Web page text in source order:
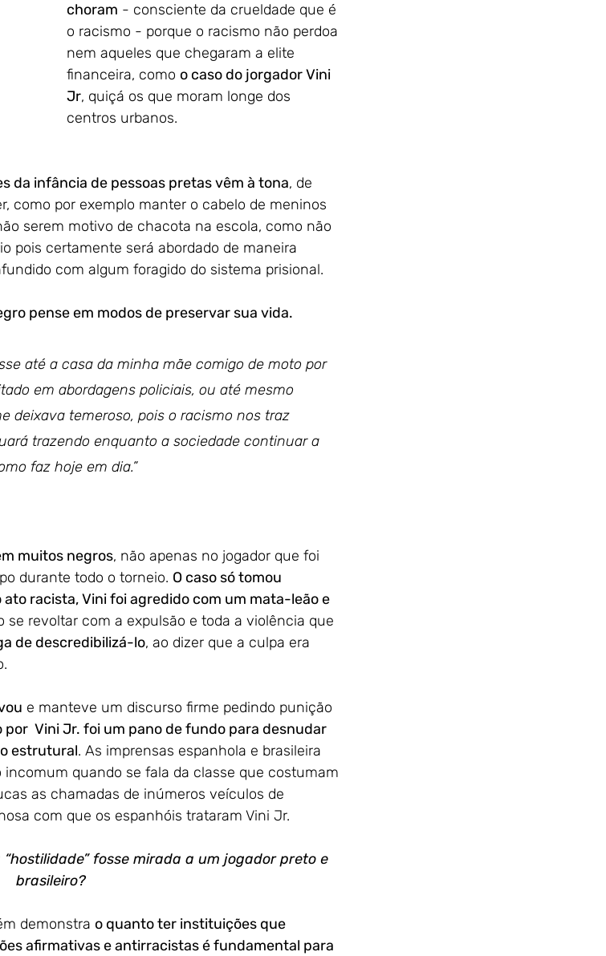
choram - consciente da crueldade que é
o racismo - porque o racismo não perdoa
nem aqueles que chegaram a elite
financeira, como o caso do jorgador Vini
Jr, quiçá os que moram longe dos
centros urbanos.
da infância de pessoas pretas vêm à tona, de
como por exemplo manter o cabelo de meninos
serem motivo de chacota na escola, como não
pois certamente será abordado de maneira
com algum foragido do sistema prisional.
pense em modos de preservar sua vida.
até a casa da minha mãe comigo de moto por
em abordagens policiais, ou até mesmo
deixava temeroso, pois o racismo nos traz
trazendo enquanto a sociedade continuar a
faz hoje em dia.”
muitos negros, não apenas no jogador que foi
durante todo o torneio. O caso só tomou
racista, Vini foi agredido com um mata-leão e
se revoltar com a expulsão e toda a violência que
de descredibilizá-lo, ao dizer que a culpa era
e manteve um discurso firme pedindo punição
por  Vini Jr. foi um pano de fundo para desnudar
estrutural. As imprensas espanhola e brasileira
quando se fala da classe que costumam
as chamadas de inúmeros veículos de
com que os espanhóis trataram Vini Jr.
fosse mirada a um jogador preto e
brasileiro?
demonstra o quanto ter instituições que
afirmativas e antirracistas é fundamental para